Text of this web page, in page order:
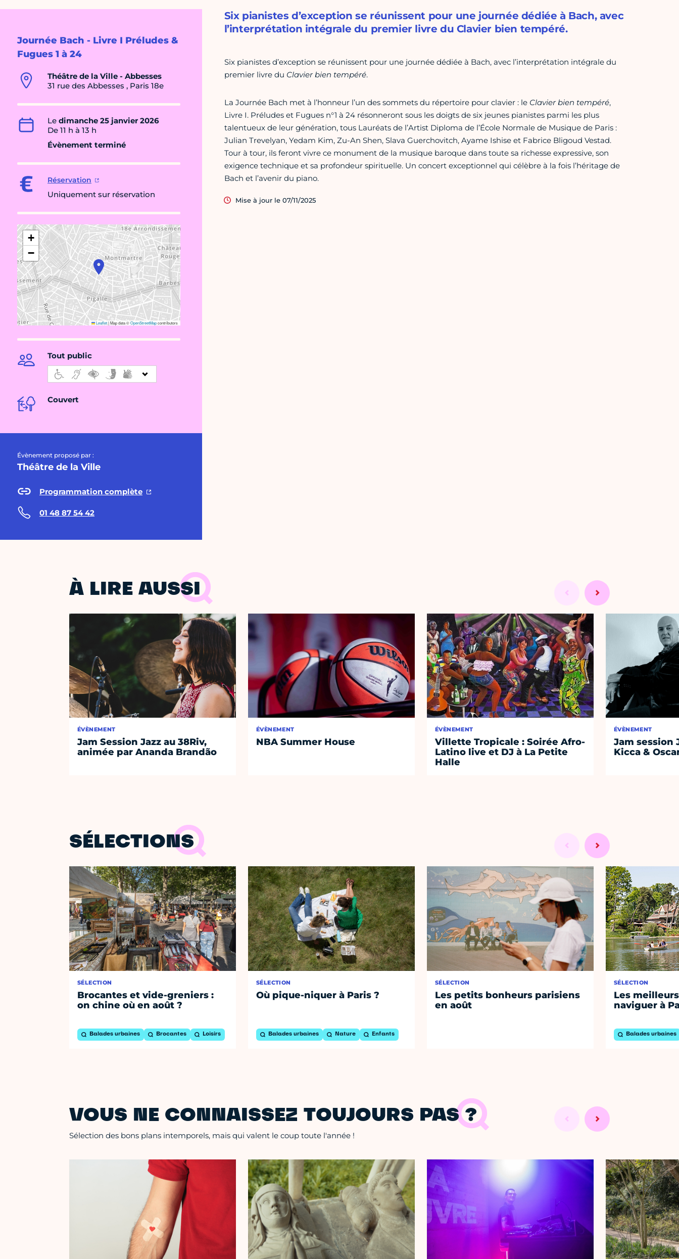
Journée Bach - Livre I Préludes &
Fugues 1 à 24
Théâtre de la Ville - Abbesses
31 rue des Abbesses , Paris 18e
Le dimanche 25 janvier 2026
De 11 h à 13 h
Évènement terminé
Réservation
Uniquement sur réservation
+
−
Leaflet|Map data ©OpenStreetMapcontributors
Tout public
Couvert
Évènement proposé par :
Théâtre de la Ville
Programmation complète
01 48 87 54 42
Six pianistes d’exception se réunissent pour une journée dédiée à Bach, avec
l’interprétation intégrale du premier livre du Clavier bien tempéré.
Six pianistes d’exception se réunissent pour une journée dédiée à Bach, avec l’interprétation intégrale du
premier livre du Clavier bien tempéré.
La Journée Bach met à l’honneur l’un des sommets du répertoire pour clavier : le Clavier bien tempéré,
Livre I. Préludes et Fugues n°1 à 24 résonneront sous les doigts de six jeunes pianistes parmi les plus
talentueux de leur génération, tous Lauréats de l’Artist Diploma de l’École Normale de Musique de Paris :
Julian Trevelyan, Yedam Kim, Zu-An Shen, Slava Guerchovitch, Ayame Ishise et Fabrice Bligoud Vestad.
Tour à tour, ils feront vivre ce monument de la musique baroque dans toute sa richesse expressive, son
exigence technique et sa profondeur spirituelle. Un concert exceptionnel qui célèbre à la fois l’héritage de
Bach et l’avenir du piano.
Mise à jour le 07/11/2025
À LIRE AUSSI
ÉVÈNEMENT
Jam Session Jazz au 38Riv,
animée par Ananda Brandão
ÉVÈNEMENT
NBA Summer House
ÉVÈNEMENT
Villette Tropicale : Soirée Afro-
Latino live et DJ à La Petite
Halle
ÉVÈNEMENT
Jam session
Kicca &
SÉLECTIONS
SÉLECTION
Brocantes et vide-greniers :
on chine où en août ?
Balades urbaines Brocantes Loisirs
SÉLECTION
Où pique-niquer à Paris ?
Balades urbaines Nature Enfants
SÉLECTION
Les petits bonheurs parisiens
en août
SÉLECTION
Les
naviguer à
Balades urbaines
VOUS NE CONNAISSEZ TOUJOURS PAS ?
Sélection des bons plans intemporels, mais qui valent le coup toute l'année !